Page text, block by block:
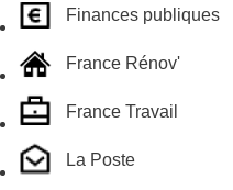
Finances publiques
France Rénov'
France Travail
La Poste